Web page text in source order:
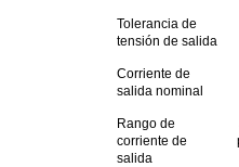
Tolerancia de
tensión de salida
Corriente de
salida nominal
Rango de
corriente de
salida